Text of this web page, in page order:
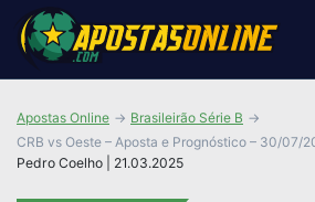
Pedro Coelho | 21.03.2025
Apostas Online
Brasileirão Série B
CRB vs Oeste – Aposta e Prognóstico – 30/07/